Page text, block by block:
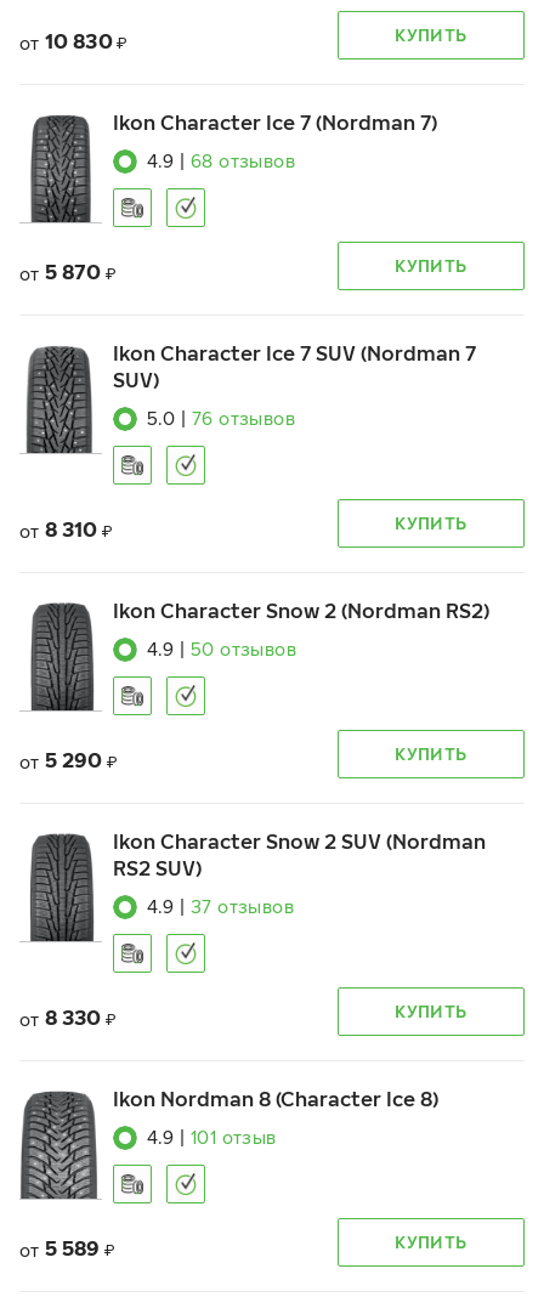
от 10 830 ₽ КУПИТЬ
Ikon Character Ice 7 (Nordman 7)
4.9 68 отзывов
от 5 870 ₽ КУПИТЬ
Ikon Character Ice 7 SUV (Nordman 7
SUV)
5.0 76 отзывов
от 8 310 ₽ КУПИТЬ
Ikon Character Snow 2 (Nordman RS2)
4.9 50 отзывов
от 5 290 ₽ КУПИТЬ
Ikon Character Snow 2 SUV (Nordman
RS2 SUV)
4.9 37 отзывов
от 8 330 ₽ КУПИТЬ
Ikon Nordman 8 (Character Ice 8)
4.9 101 отзыв
от 5 589 ₽ КУПИТЬ